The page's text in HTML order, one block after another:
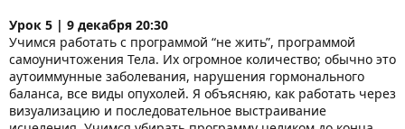
Урок 5 | 9 декабря 20:30
Учимся работать с программой “не жить”, программой
самоуничтожения Тела. Их огромное количество; обычно это
аутоиммунные заболевания, нарушения гормонального
баланса, все виды опухолей. Я объясняю, как работать через
визуализацию и последовательное выстраивание